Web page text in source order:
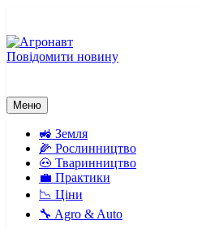
вмісту
Повідомити новину
Меню
🚜 Земля
🌽 Рослинництво
🐽 Тваринництво
💼 Практики
📉 Ціни
🔧 Agro & Auto